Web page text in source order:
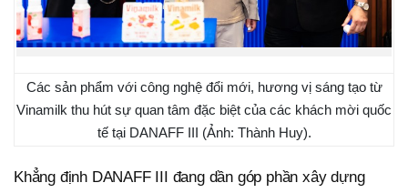
Các sản phẩm với công nghệ đổi mới, hương vị sáng tạo từ
Vinamilk thu hút sự quan tâm đặc biệt của các khách mời quốc
tế tại DANAFF III (Ảnh: Thành Huy).
Khẳng định DANAFF III đang dần góp phần xây dựng